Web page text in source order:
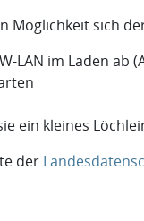
Möglichkeit sich
LAN im Laden ab
ein kleines
der